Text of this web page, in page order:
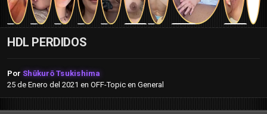
HDL PERDIDOS
Por Shūkurō Tsukishima
25 de Enero del 2021 en OFF-Topic en General